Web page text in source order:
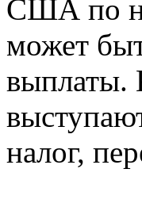
США по
может
выплаты.
налог,